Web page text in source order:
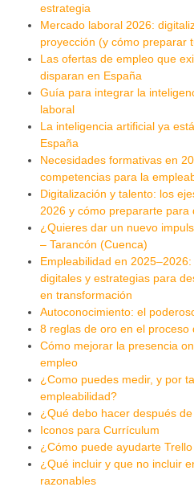
estrategia
Mercado laboral 2026:
proyección (y cómo preparar
Las ofertas de empleo que
disparan en España
Guía para integrar la
laboral
La inteligencia artificial ya
España
Necesidades formativas en
competencias para la
Digitalización y talento: los
2026 y cómo prepararte para
¿Quieres dar un nuevo
– Tarancón (Cuenca)
Empleabilidad en
digitales y estrategias para
en transformación
Autoconocimiento: el
8 reglas de oro en el
Cómo mejorar la presencia
empleo
¿Como puedes medir, y por
empleabilidad?
¿Qué debo hacer después
Iconos para Currículum
¿Cómo puede ayudarte
¿Qué incluir y que no incluir
razonables